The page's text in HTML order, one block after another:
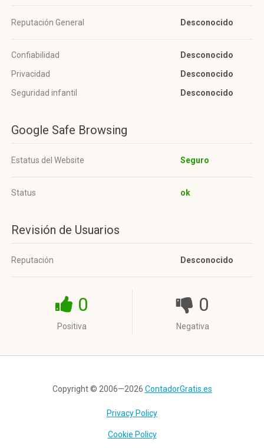
Reputación General Desconocido
Confiabilidad
Desconocido
Privacidad
Desconocido
Seguridad infantil
Desconocido
Google Safe Browsing
Estatus del Website Seguro
Status ok
Revisión de Usuarios
Reputación Desconocido
0
Positiva
0
Negativa
Copyright © 2006—2026 ContadorGratis.es
Privacy Policy
Cookie Policy